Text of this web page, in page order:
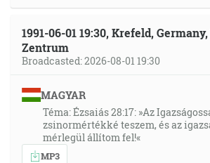
1991-06-01 19:30, Krefeld,
Zentrum
Broadcasted: 2026-08-01 19:30
MAGYAR
Téma: Ézsaiás 28:17: »Az
zsinormértékké teszem, és az
mérlegül állítom fel!«
MP3